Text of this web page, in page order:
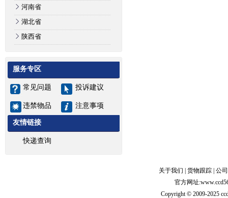
河南省
湖北省
陕西省
服务专区
常见问题 投诉建议
违禁物品 注意事项
友情链接
快递查询
关于我们 货物跟踪 公
官方网址
Copyright © 2009-2025